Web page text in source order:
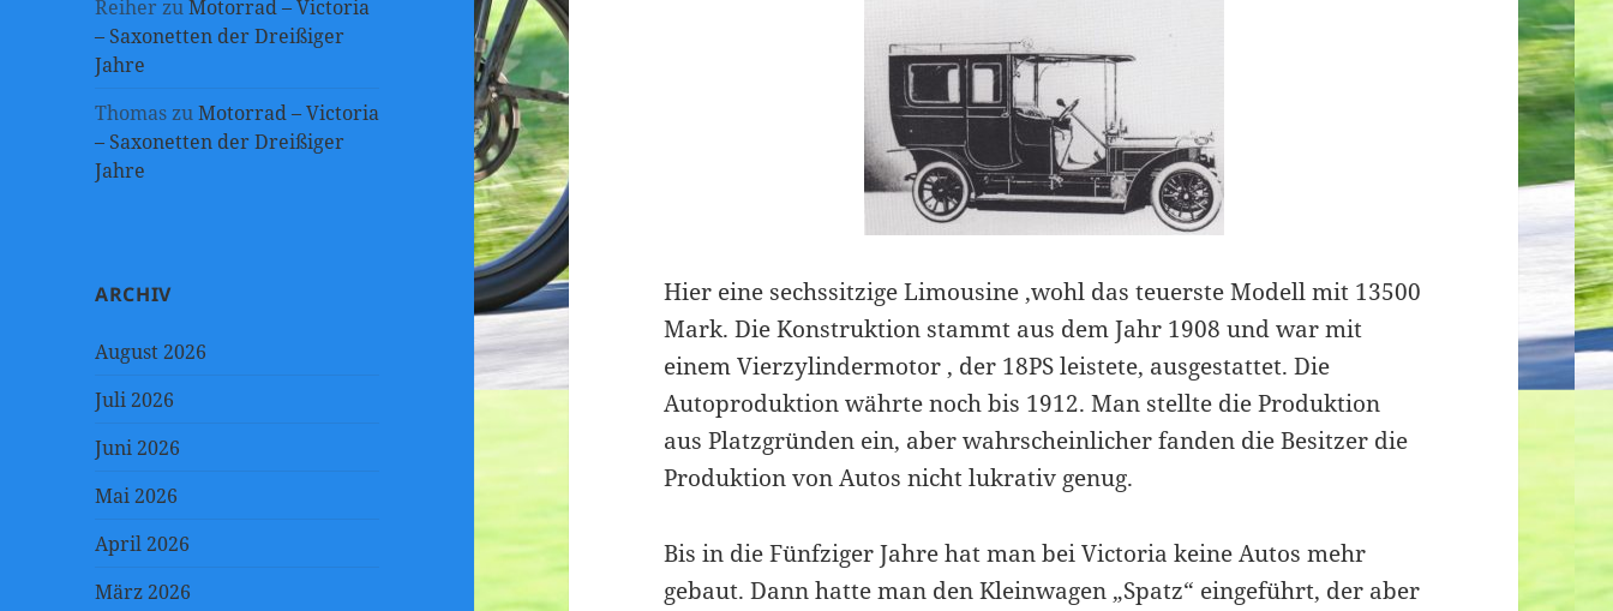
Reiher zuMotorrad – Victoria
– Saxonetten der Dreißiger
Jahre
ThomaszuMotorrad – Victoria
– Saxonetten der Dreißiger
Jahre
ARCHIV
August 2026
Juli 2026
Juni 2026
Mai 2026
April 2026
März 2026
Hier eine sechssitzige Limousine ,wohl das teuerste Modell mit 13500
Mark. Die Konstruktion stammt aus dem Jahr 1908 und war mit
einem Vierzylindermotor , der 18PS leistete, ausgestattet. Die
Autoproduktion währte noch bis 1912. Man stellte die Produktion
aus Platzgründen ein, aber wahrscheinlicher fanden die Besitzer die
Produktion von Autos nicht lukrativ genug.
Bis in die Fünfziger Jahre hat man bei Victoria keine Autos mehr
gebaut. Dann hatte man den Kleinwagen „Spatz“ eingeführt, der aber